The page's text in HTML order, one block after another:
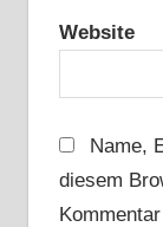
Website
Name,
diesem